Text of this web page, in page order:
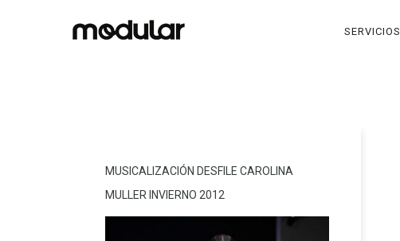
SERVICIOS
MUSICALIZACIÓN DESFILE CAROLINA
MULLER INVIERNO 2012